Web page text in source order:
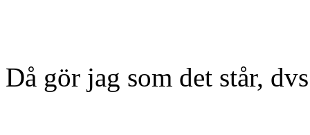
Då gör jag som det står,